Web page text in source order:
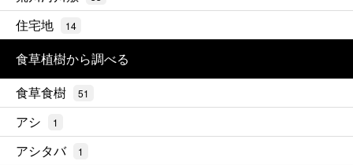
住宅地 14
食草植樹から調べる
食草食樹
51
アシ 1
アシタバ 1